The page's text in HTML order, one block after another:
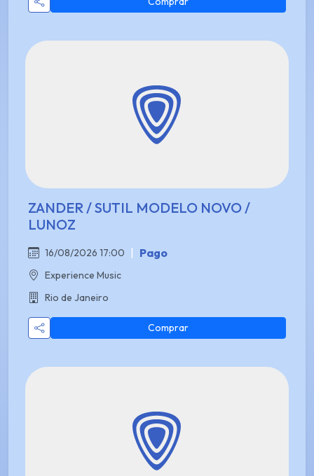
ZANDER / SUTIL MODELO NOVO /
LUNOZ
16/08/2026 17:00 Pago
Experience Music
Rio de Janeiro
Comprar